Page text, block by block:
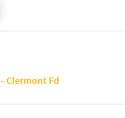
Clermont Fd